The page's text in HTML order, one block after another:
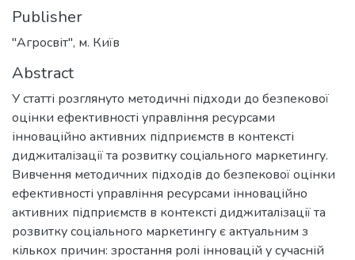
Publisher
"Агросвіт", м. Київ
Abstract
У статті розглянуто методичні підходи до безпекової
оцінки ефективності управління ресурсами
інноваційно активних підприємств в контексті
диджиталізації та розвитку соціального маркетингу.
Вивчення методичних підходів до безпекової оцінки
ефективності управління ресурсами інноваційно
активних підприємств в контексті диджиталізації та
розвитку соціального маркетингу є актуальним з
кількох причин: зростання ролі інновацій у сучасній